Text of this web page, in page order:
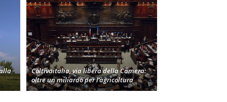
Coltivaitalia, via libera della Camera:
oltre un miliardo per l’agricoltura